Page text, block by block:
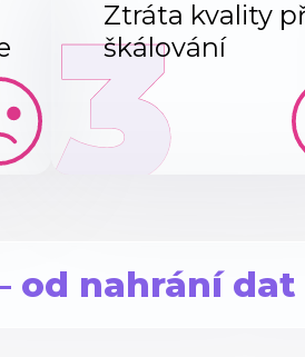
Ztráta kvality
škálování
3
od nahrání